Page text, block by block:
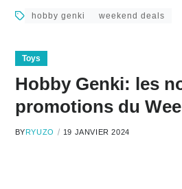
hobby genki weekend deals
Toys
Hobby Genki: les
promotions du
BYRYUZO 19 JANVIER 2024